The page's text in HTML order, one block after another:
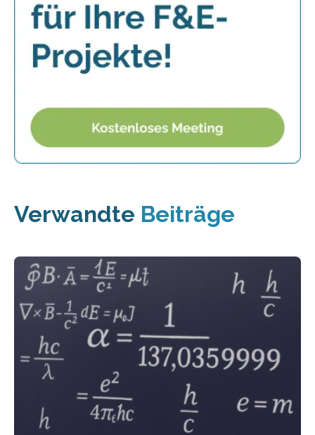
Verwandte Beiträge